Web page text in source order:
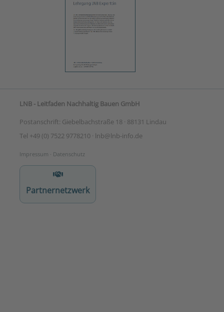
LNB - Leitfaden Nachhaltig Bauen GmbH
Postanschrift: Giebelbachstraße 18 · 88131 Lindau
Tel +49 (0) 7522 9778210 · lnb@lnb-info.de
Impressum · Datenschutz
Partnernetzwerk